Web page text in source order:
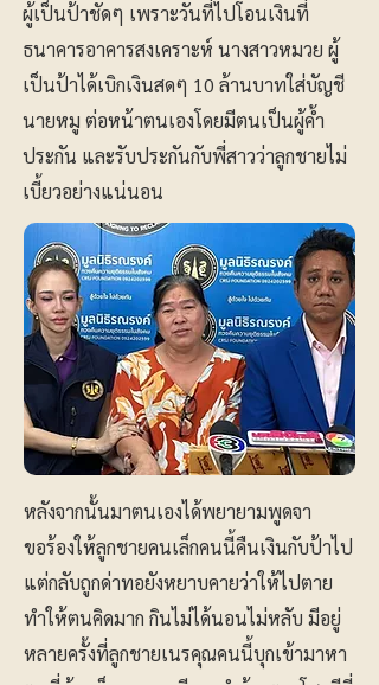
ผู้เป็นป้าชัดๆ เพราะวันที่ไปโอนเงินที่
ธนาคารอาคารสงเคราะห์ นางสาวหมวย ผู้
เป็นป้าได้เบิกเงินสดๆ 10 ล้านบาทใส่บัญชี
นายหมู ต่อหน้าตนเองโดยมีตนเป็นผู้ค้ำ
ประกัน และรับประกันกับพี่สาวว่าลูกชายไม่
เบี้ยวอย่างแน่นอน
หลังจากนั้นมาตนเองได้พยายามพูดจา
ขอร้องให้ลูกชายคนเล็กคนนี้คืนเงินกับป้าไป
แต่กลับถูกด่าทอยังหยาบคายว่าให้ไปตาย
ทำให้ตนคิดมาก กินไม่ได้นอนไม่หลับ มีอยู่
หลายครั้งที่ลูกชายเนรคุณคนนี้บุกเข้ามาหา